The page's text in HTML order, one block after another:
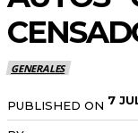
GENERALES
PUBLISHED ON 7